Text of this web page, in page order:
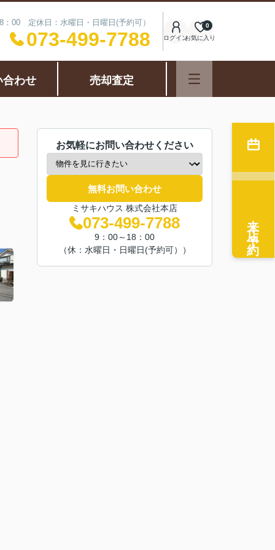
：00 定休日：水曜日・日曜日(予約可）
073-499-7788 ログインお気に入り
0
合わせ 売却査定
お気軽にお問い合わせください
無料お問い合わせ
ミサキハウス 株式会社本店
073-499-7788
9：00～18：00
（休：水曜日・日曜日(予約可））
来店予約